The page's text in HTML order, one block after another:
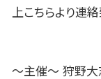
上こちらより連絡
〜主催〜 狩野大